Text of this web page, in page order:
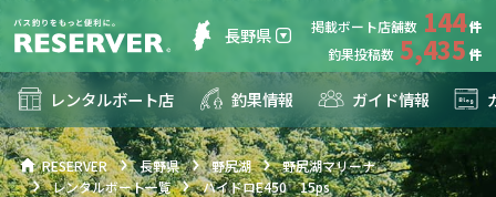
長野県 掲載ボート店舗数 144
釣果投稿数 5,435
レンタルボート店 釣果情報 ガイド情報
RESERVER 長野県 野尻湖
野尻湖マリーナ
レンタルボート一覧
ハイドロE450 15ps